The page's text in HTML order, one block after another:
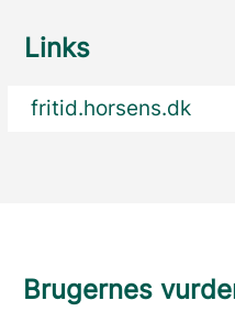
Links
fritid.horsens.dk
Brugernes